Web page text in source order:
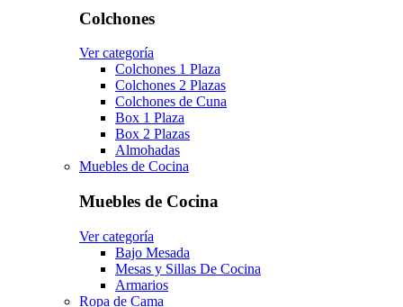
Colchones
Ver categoría
Colchones 1 Plaza
Colchones 2 Plazas
Colchones de Cuna
Box 1 Plaza
Box 2 Plazas
Almohadas
Muebles de Cocina
Muebles de Cocina
Ver categoría
Bajo Mesada
Mesas y Sillas De Cocina
Armarios
Ropa de Cama